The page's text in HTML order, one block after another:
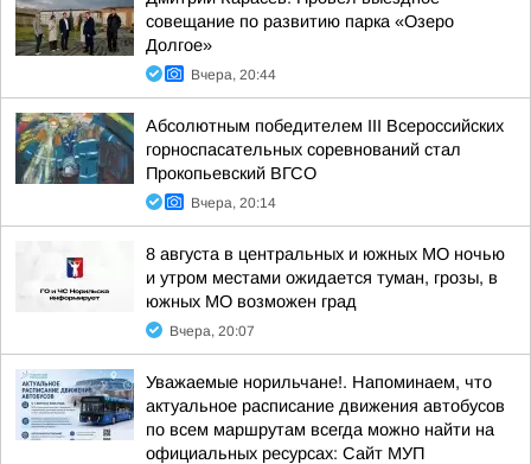
совещание по развитию парка «Озеро
Долгое»
Вчера, 20:44
Абсолютным победителем III Всероссийских
горноспасательных соревнований стал
Прокопьевский ВГСО
Вчера, 20:14
8 августа в центральных и южных МО ночью
и утром местами ожидается туман, грозы, в
южных МО возможен град
Вчера, 20:07
Уважаемые норильчане!. Напоминаем, что
актуальное расписание движения автобусов
по всем маршрутам всегда можно найти на
официальных ресурсах: Сайт МУП